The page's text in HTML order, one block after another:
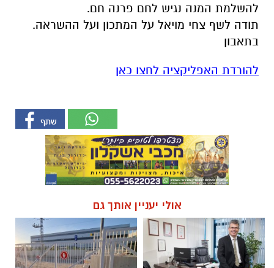
להשלמת המנה נגיש לחם פרנה חם.
תודה לשף צחי מויאל על המתכון ועל ההשראה.
בתאבון
להורדת האפליקציה לחצו כאן
אולי יעניין אותך גם